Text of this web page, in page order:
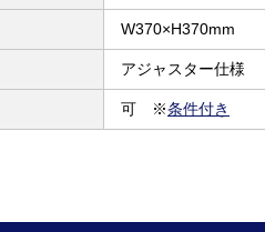
W370×H370mm
アジャスター仕様
可 ※条件付き